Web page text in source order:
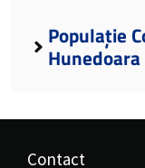
Populație
Hunedoara
Contact